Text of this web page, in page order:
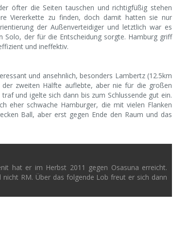
öfter die Seiten tauschen und richtigfüßig stehen
Viererkette zu finden, doch damit hatten sie nur
der Außenverteidiger und letztlich war es
Solo, der für die Entscheidung sorgte. Hamburg griff
und ineffektiv.
und ansehnlich, besonders Lambertz (12.5km
zweiten Hälfte auflebte, aber nie für die großen
und igelte sich dann bis zum Schlussende gut ein.
eher schwache Hamburger, die mit vielen Flanken
Ball, aber erst gegen Ende den Raum und das
hat er im Herbst 2011 gegen Osasuna erreicht.
RM. Über das folgende Lob freut er sich dann